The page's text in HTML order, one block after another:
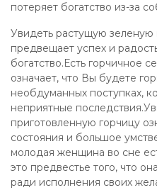
потеряет богатство из-за
Увидеть растущую зеленую
предвещает успех и
богатство.Есть горчичное
означает, что Вы будете
необдуманных поступках,
неприятные
приготовленную горчицу
состояния и большое
молодая женщина во сне
это предвестье того, что
ради исполнения своих